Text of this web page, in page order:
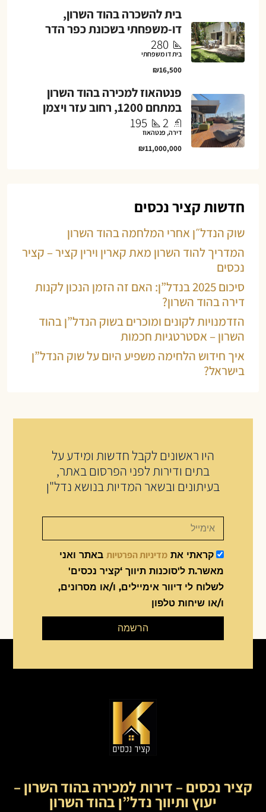
בית להשכרה בהוד השרון,
דו-משפחתי בשכונת כפר הדר
280
בית דו משפחתי
₪16,500
פנטהאוז למכירה בהוד השרון
במתחם 1200, רחוב עזר ויצמן
2
195
דירה, פנטהאוז
₪11,000,000
חדשות קציר נכסים
שוק הנדל״ן אחרי המלחמה בהוד השרון
המדריך להוד השרון מאת קארין וירין קציר – קציר
נכסים
סיכום 2025 בנדל”ן: האם זה הזמן הנכון לקנות
דירה בהוד השרון?
הזדמנויות לקונים ומוכרים בשוק הנדל”ן בהוד
השרון – אסטרטגיות חכמות
איך חידוש הלחימה משפיע היום על שוק הנדל”ן
בישראל?
היו ראשונים לקבל חדשות ומידע על
בתים ודירות לפני הפרסום באתר,
בעיתונים ובשאר המדיות בנושא נדל"ן
קראתי את מדיניות הפרטיותבאתר ואני
מאשר.ת ל'סוכנות תיווך ‘קציר נכסים'
לשלוח לי דיוור אימיילים, ו/או מסרונים,
ו/או שיחות טלפון
הרשמה
קציר נכסים – דירות למכירה בהוד השרון –
יעוץ ותיווך נדל”ן בהוד השרון